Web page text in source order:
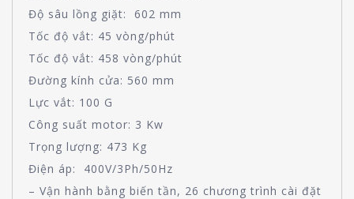
Độ sâu lồng giặt: 602 mm
Tốc độ vắt: 45 vòng/phút
Tốc độ vắt: 458 vòng/phút
Đường kính cửa: 560 mm
Lực vắt: 100 G
Công suất motor: 3 Kw
Trọng lượng: 473 Kg
Điện áp: 400V/3Ph/50Hz
– Vận hành bằng biến tần, 26 chương trình cài đặt